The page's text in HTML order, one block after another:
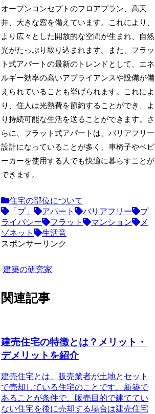
オープンコンセプトのフロアプラン、高天
井、大きな窓を備えています。これにより、
より広々とした開放的な空間が生まれ、自然
光がたっぷり取り込まれます。また、フラッ
ト式アパートの最新のトレンドとして、エネ
ルギー効率の高いアプライアンスや設備が備
えられていることも挙げられます。これによ
り、住人は光熱費を節約することができ、よ
り持続可能な生活を送ることができます。さ
らに、フラット式アパートは、バリアフリー
設計になっていることが多く、車椅子やベビ
ーカーを使用する人でも快適に暮らすことが
できます。
住宅の部位について
「プ」
アパート バリアフリー
プ
ライバシー
フラット マンション
メ
ゾネット
生活音
スポンサーリンク
建築の研究家
関連記事
建売住宅の特徴とは？メリット・
デメリットを紹介
建売住宅とは 、販売業者が土地とセット
で売却している住宅のことです。新築で
あることが条件で、販売目的で建ててい
ない住宅を後に売却する場合は建売住宅